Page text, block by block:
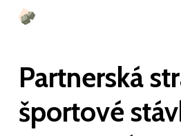
Preskočiť
obsahPartnerská
športové